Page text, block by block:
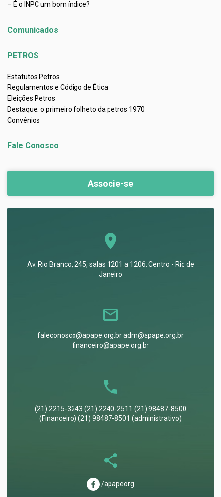
– É o INPC um bom índice?
Comunicados
PETROS
Estatutos Petros
Regulamentos e Código de Ética
Eleições Petros
Destaque: o primeiro folheto da petros 1970
Convênios
Fale Conosco
Associe-se
Av. Rio Branco, 245, salas 1201 a 1206. Centro - Rio de
Janeiro
faleconosco@apape.org.br adm@apape.org.br
financeiro@apape.org.br
(21) 2215-3243 (21) 2240-2511 (21) 98487-8500
(Financeiro) (21) 98487-8501 (administrativo)
/apapeorg